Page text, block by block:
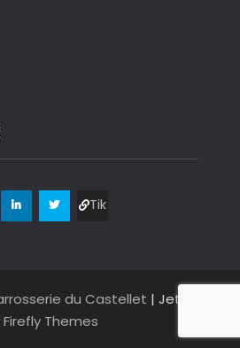
Tik
du Castellet | JetBlack
Firefly Themes